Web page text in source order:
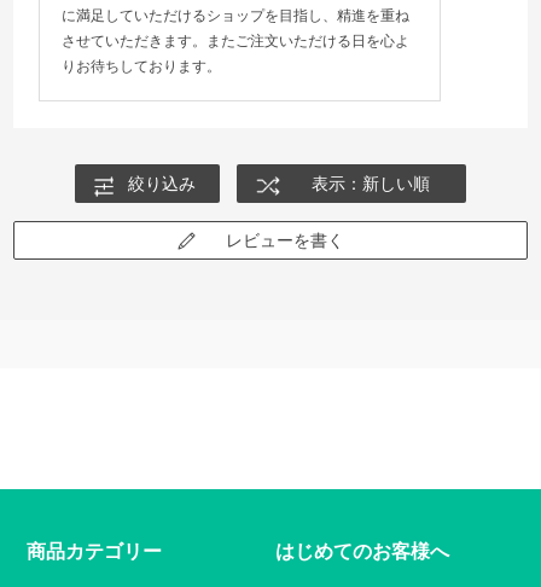
に満足していただけるショップを目指し、精進を重ね
させていただきます。またご注文いただける日を心よ
りお待ちしております。
絞り込み 表示：新しい順
レビューを書く
商品カテゴリー はじめてのお客様へ